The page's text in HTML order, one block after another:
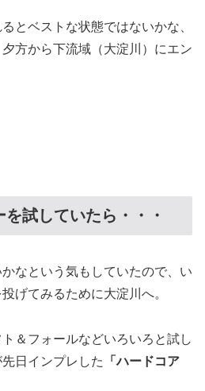
とベストな状態ではないかな、
方から下流域（大淀川）にエン
試していたら・・・
なという気もしていたので、い
げてみるために大淀川へ。
＆フォールなどいろいろと試し
日インプレした
「ハードコア